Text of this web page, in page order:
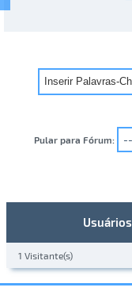
Pular para Fórum:
1 Visitante(s)